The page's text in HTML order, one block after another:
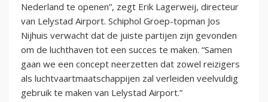
Nederland te openen”, zegt Erik Lagerweij, directeur
van Lelystad Airport. Schiphol Groep-topman Jos
Nijhuis verwacht dat de juiste partijen zijn gevonden
om de luchthaven tot een succes te maken. “Samen
gaan we een concept neerzetten dat zowel reizigers
als luchtvaartmaatschappijen zal verleiden veelvuldig
gebruik te maken van Lelystad Airport.”